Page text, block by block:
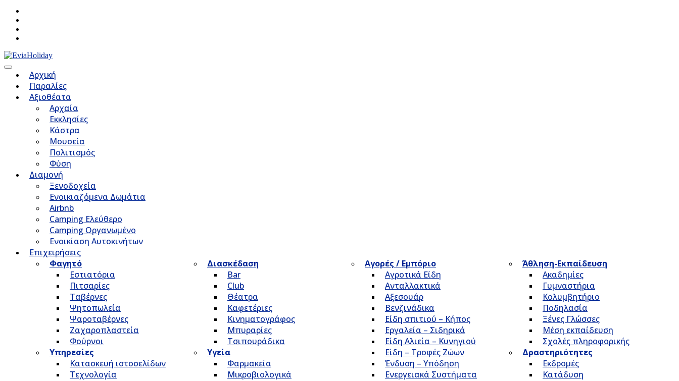
Αρχική
Παραλίες
Αξιοθέατα
Αρχαία
Εκκλησίες
Κάστρα
Μουσεία
Πολιτισμός
Φύση
Διαμονή
Ξενοδοχεία
Ενοικιαζόμενα Δωμάτια
Airbnb
Camping Ελεύθερο
Camping Οργανωμένο
Ενοικίαση Αυτοκινήτων
Επιχειρήσεις
Αγορές / Εμπόριο
Αγροτικά Είδη
Ανταλλακτικά
Αξεσουάρ
Βενζινάδικα
Είδη σπιτιού – Κήπος
Εργαλεία – Σιδηρικά
Είδη Αλιεία – Κυνηγιού
Είδη – Τροφές Ζώων
Ένδυση – Υπόδηση
Ενεργειακά Συστήματα
Φαγητό
Εστιατόρια
Πιτσαρίες
Ταβέρνες
Ψητοπωλεία
Ψαροταβέρνες
Ζαχαροπλαστεία
Φούρνοι
Διασκέδαση
Bar
Club
Θέατρα
Καφετέριες
Κινηματογράφος
Μπυραρίες
Τσιπουράδικα
Άθληση-Εκπαίδευση
Ακαδημίες
Γυμναστήρια
Κολυμβητήριο
Ποδηλασία
Ξένες Γλώσσες
Μέση εκπαίδευση
Σχολές πληροφορικής
Υπηρεσίες
Κατασκευή ιστοσελίδων
Τεχνολογία
Υγεία
Φαρμακεία
Μικροβιολογικά
Δραστηριότητες
Εκδρομές
Κατάδυση